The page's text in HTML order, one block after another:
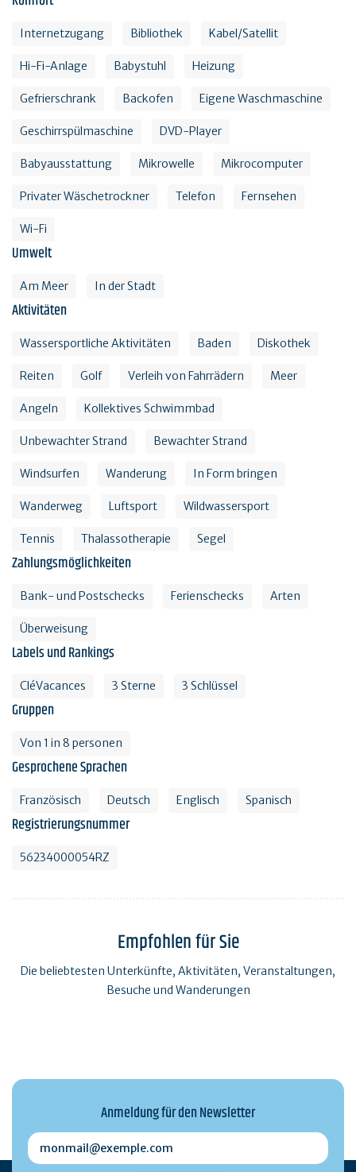
Internetzugang Bibliothek Kabel/Satellit
Hi-Fi-Anlage Babystuhl Heizung
Gefrierschrank Backofen Eigene Waschmaschine
Geschirrspülmaschine DVD-Player
Babyausstattung Mikrowelle Mikrocomputer
Privater Wäschetrockner Telefon Fernsehen
Wi-Fi
Umwelt
Am Meer In der Stadt
Aktivitäten
Wassersportliche Aktivitäten Baden Diskothek
Reiten Golf Verleih von Fahrrädern Meer
Angeln Kollektives Schwimmbad
Unbewachter Strand Bewachter Strand
Windsurfen Wanderung In Form bringen
Wanderweg Luftsport Wildwassersport
Tennis Thalassotherapie Segel
Zahlungsmöglichkeiten
Bank- und Postschecks Ferienschecks Arten
Überweisung
Labels und Rankings
CléVacances 3 Sterne 3 Schlüssel
Gruppen
Von 1 in 8 personen
Gesprochene Sprachen
Französisch Deutsch Englisch Spanisch
Registrierungsnummer
56234000054RZ
Empfohlen für Sie
Die beliebtesten Unterkünfte, Aktivitäten, Veranstaltungen,
Besuche und Wanderungen
Anmeldung für den Newsletter
monmail@exemple.com